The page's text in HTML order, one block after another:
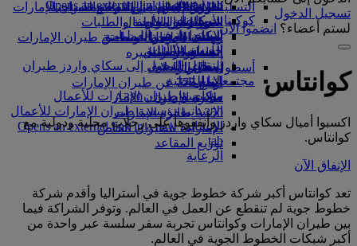
تناول الطعام في الدرجة السياحية
الممتازة
وجبات الدرجة السياحية
المشروبات
أسطول طائراتنا
بوينج 777
طائرة الإمارات A380
A350 طائرة الإمارات
الإمارات للطيران الخاص
توزيع المقاعد
السوق الحرة
متجرنا الرسمي
التسلية للأطفال
الترفيه عن الأطفال
ألعاب الأطفال
أنشطة للأطفال
in a new tab
كوكبنا
الاستدامة في العمليات
السياسة البيئية
التقارير البيئية
مجتمعاتنا المحلية
مؤسسة طيران الإمارات للأعمال
الإنسانيةمؤسسة طيران الإمارات للأعمال
الإنسانية Opens an external link in a new
tab
الرعاية
Opens an external link in a new tab
شركاؤنا
سكاي واردز رايل
حاسبة الأميال
تسجيل الدخول إلى سكاي واردز طيران
الإمارات
سكاي واردز+
السفر لأصحاب الهمم مع طيران الإمارات
المساعدة الخاصة والطلبات
تجربتكم على متن الطائرة
الأدوات والموارد
الهاتف المتحرك وتطبيق طيران الإمارات
إلغاء حجز أو تغييره
تعطل الرحلات
معلومات عن طيران الإمارات
تسجيل الدخول
لستم أعضاء؟ انضموا الآن
كوانتاس
اكسبوا أميال سكاي واردز وأنفقوها على رحلات محلية ودولية مع
كوانتاس.
الإنفاق الآن
تعد كوانتاس أكبر شركة خطوط جوية في أستراليا وأقدم شركة
خطوط جوية لم تنقطع عن العمل في العالم. وتوفر الشراكة فيما
بين طيران الإمارات وكوانتاس تجربة سفر سلسة عبر واحدة من
أكبر شبكات الخطوط الجوية في العالم.